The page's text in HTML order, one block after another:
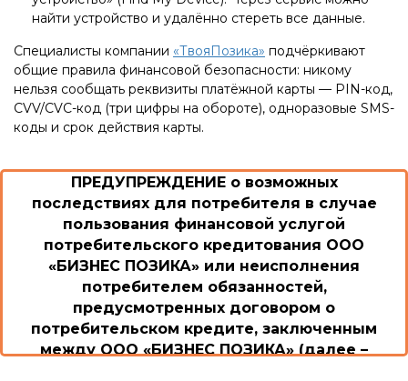
найти устройство и удалённо стереть все данные.
Специалисты компании «ТвояПозика» подчёркивают
общие правила финансовой безопасности: никому
нельзя сообщать реквизиты платёжной карты — PIN-код,
CVV/CVC-код (три цифры на обороте), одноразовые SMS-
коды и срок действия карты.
ПРЕДУПРЕЖДЕНИЕ о возможных
последствиях для потребителя в случае
пользования финансовой услугой
потребительского кредитования ООО
«БИЗНЕС ПОЗИКА» или неисполнения
потребителем обязанностей,
предусмотренных договором о
потребительском кредите, заключенным
между ООО «БИЗНЕС ПОЗИКА» (далее –